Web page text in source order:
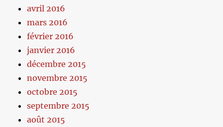
avril 2016
mars 2016
février 2016
janvier 2016
décembre 2015
novembre 2015
octobre 2015
septembre 2015
août 2015